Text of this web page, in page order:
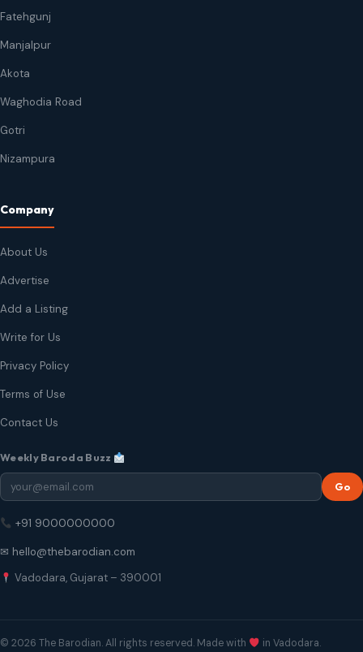
Fatehgunj
Manjalpur
Akota
Waghodia Road
Gotri
Nizampura
Company
About Us
Advertise
Add a Listing
Write for Us
Privacy Policy
Terms of Use
Contact Us
Weekly Baroda Buzz
Go
+91 9000000000
✉ hello@thebarodian.com
Vadodara, Gujarat – 390001
© 2026 The Barodian. All rights reserved. Made with
in Vadodara.